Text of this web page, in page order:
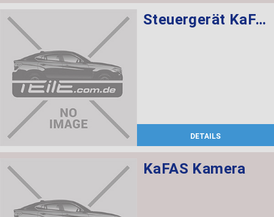
Steuergerät KaFAS
DETAILS
KaFAS Kamera